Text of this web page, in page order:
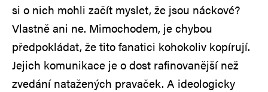
si o nich mohli začít myslet, že jsou náckové?
Vlastně ani ne. Mimochodem, je chybou
předpokládat, že tito fanatici kohokoliv kopírují.
Jejich komunikace je o dost rafinovanější než
zvedání natažených pravaček. A ideologicky